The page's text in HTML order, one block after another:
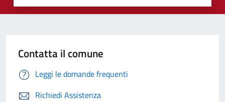
Contatta il comune
Leggi le domande frequenti
Richiedi Assistenza